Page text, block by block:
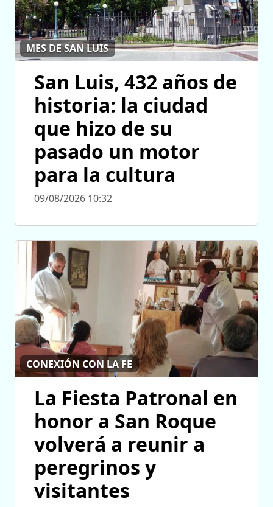
MES DE SAN LUIS
San Luis, 432 años de
historia: la ciudad
que hizo de su
pasado un motor
para la cultura
09/08/2026 10:32
CONEXIÓN CON LA FE
La Fiesta Patronal en
honor a San Roque
volverá a reunir a
peregrinos y
visitantes